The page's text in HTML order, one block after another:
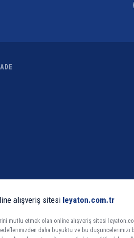
alışveriş sitesi leyaton.com.tr
etmek olan online alışveriş sitesi
daha büyüktü ve bu düşüncelerimizi